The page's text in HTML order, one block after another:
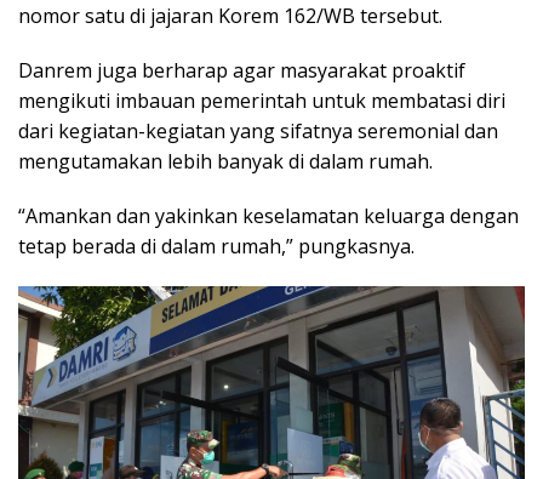
nomor satu di jajaran Korem 162/WB tersebut.
Danrem juga berharap agar masyarakat proaktif
mengikuti imbauan pemerintah untuk membatasi diri
dari kegiatan-kegiatan yang sifatnya seremonial dan
mengutamakan lebih banyak di dalam rumah.
“Amankan dan yakinkan keselamatan keluarga dengan
tetap berada di dalam rumah,” pungkasnya.